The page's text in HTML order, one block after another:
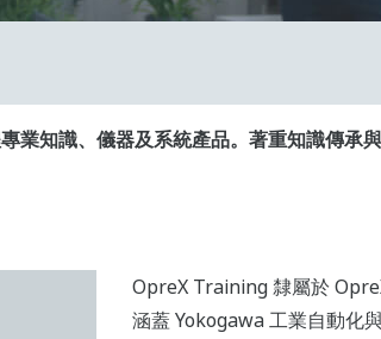
知識、儀器及系統產品。著重知識傳承
OpreX Training 隸屬於
涵蓋 Yokogawa 工業自動化